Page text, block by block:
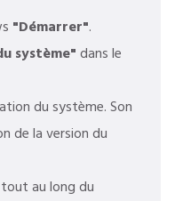
"Démarrer".
système"dans le
du système. Son
de la version du
au long du